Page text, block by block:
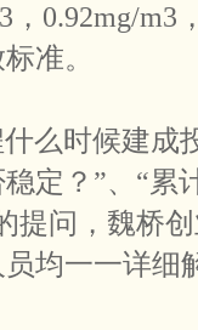
，0.92mg/m3
准。
么时候建成
定？”、“累
问，魏桥
均一一详细